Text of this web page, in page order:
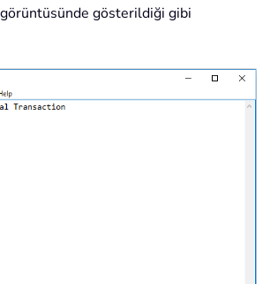
görüntüsünde gösterildiği gibi